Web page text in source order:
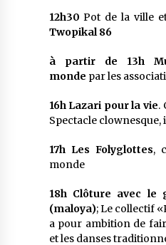
12h30 Pot de la ville
Twopikal 86
à partir de 13h
monde par les
16h Lazari pour la vie.
Spectacle
17h Les Folyglottes,
monde
18h Clôture avec le
(maloya); Le collectif
a pour ambition de
et les danses